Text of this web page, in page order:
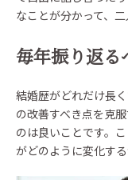
なことが分かって、
毎年振り返る
結婚歴がどれだけ長
の改善すべき点を克
のは良いことです。
がどのように変化す